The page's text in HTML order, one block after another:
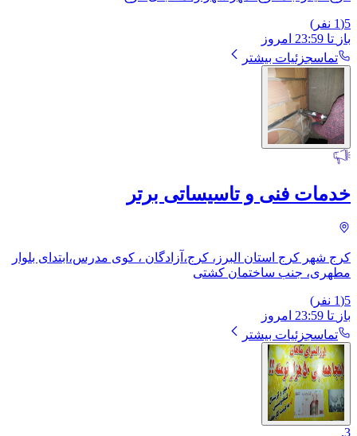
5
(
1 نفر)
باز تا 23:59 امروز
تماسجزئیات بیشتر
خدمات فنی و تاسیساتی برتر
کرج شهر کرج استان البرز، کرج،آزادگان ، کوی مدرس،ابتدای بلوار
مطهری، ​جنب ساختمان کشتی
5
(
1 نفر)
باز تا 23:59 امروز
تماسجزئیات بیشتر
3
.